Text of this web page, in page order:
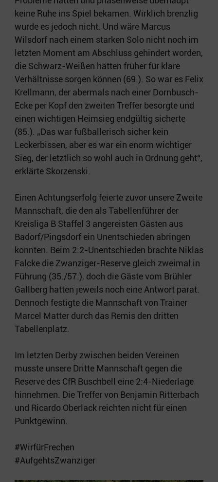
keine Ruhe ins Spiel bekamen. Wirklich brenzlig
wurde es jedoch nicht. Und wäre Marcus
Wilsdorf nach einem starken Solo nicht noch im
letzten Moment am Abschluss gehindert worden,
die Schwarz-Weißen hätten früher für klare
Verhältnisse sorgen können (69.). So war es Felix
Krellmann, der abermals nach einer Dornbusch-
Ecke per Kopf den zweiten Treffer besorgte und
einen wichtigen Heimsieg endgültig sicherte
(85.). „Das war fußballerisch sicher kein
Leckerbissen, aber es war ein enorm wichtiger
Sieg, der letztlich so wohl auch in Ordnung geht“,
erklärte Skorzenski.
Einen Achtungserfolg feierte zuvor unsere Zweite
Mannschaft, die den als Tabellenführer der
Kreisliga B Staffel 3 angereisten Gästen aus
Badorf/Pingsdorf ein Unentschieden abringen
konnten. Beim 2:2-Unentschieden brachte Niklas
Falcke die Zwanziger-Reserve gleich zweimal in
Führung (35./57.), doch die Gäste vom Brühler
Gallberg hatten jeweils noch eine Antwort parat.
Dennoch festigte die Mannschaft von Trainer
Marcel Matter durch das Remis den dritten
Tabellenplatz.
Im letzten Derby zwischen beiden Vereinen
musste unsere Dritte Mannschaft gegen die
Reserve des CfR Buschbell eine 2:4-Niederlage
hinnehmen. Die Treffer von Benjamin Ritterbach
und Ricardo Oberlack reichten nicht für einen
Punktgewinn.
#WirfürFrechen
#AufgehtsZwanziger